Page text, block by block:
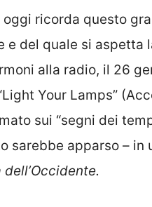
oggi ricorda questo
e del quale si aspetta
alla radio, il 26
Your Lamps”
sui “segni dei
sarebbe apparso –